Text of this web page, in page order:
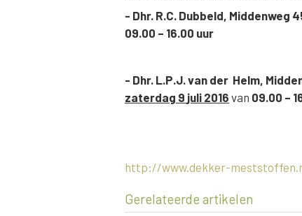
- Dhr. R.C. Dubbeld, Middenweg
09.00 – 16.00 uur
- Dhr. L.P.J. van der Helm,
zaterdag 9 juli 2016 van 09.00 –
http://www.dekker-
Gerelateerde artikelen